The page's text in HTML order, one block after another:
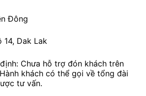
Đông
14, Dak Lak
Chưa hỗ trợ đón khách trên
khách có thể gọi về tổng đài
tư vấn.